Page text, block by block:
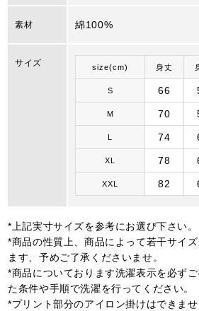
素材 綿100%
サイズ size(cm) 身丈
S 66
M 70
L 74
XL 78
XXL 82
*上記実寸サイズを参考にお選び下さい。
*商品の性質上、商品によって若干サイ
ます、予めご了承くださいませ。
*商品についております洗濯表示を必ず
た条件や手順で洗濯を行ってください。
*プリント部分のアイロン掛けはできませ